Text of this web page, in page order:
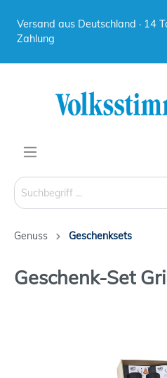
Versand aus Deutschland · 14
Zahlung
Genuss Geschenksets
Geschenk-Set